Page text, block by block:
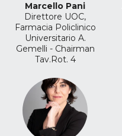
Marcello Pani
Direttore UOC,
Farmacia Policlinico
Universitario A.
Gemelli - Chairman
Tav.Rot. 4